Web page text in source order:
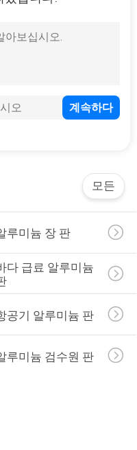
모든
루미늄 장 판
다 급료 알루미늄
공기 알루미늄 판
루미늄 검수원 판